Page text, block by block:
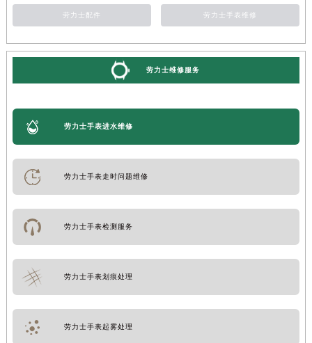
劳力士配件 劳力士手表维修
劳力士维修服务
劳力士手表进水维修
劳力士手表走时问题维修
劳力士手表检测服务
劳力士手表划痕处理
劳力士手表起雾处理